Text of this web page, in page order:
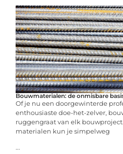
Bouwmaterialen: de onmisbare
Of je nu een doorgewinterde
enthousiaste doe-het-zelver,
ruggengraat van elk
materialen kun je simpelweg
...